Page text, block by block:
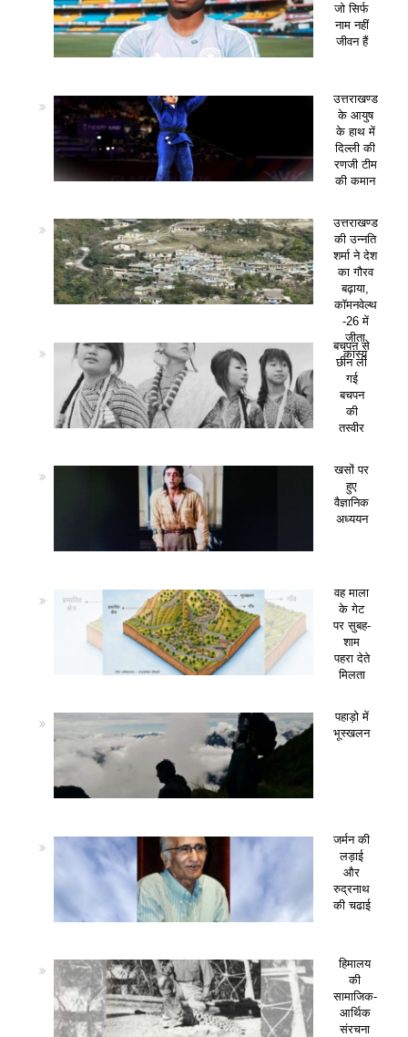
जो सिर्फ
नाम नहीं
जीवन हैं
उत्तराखण्ड
के आयुष
के हाथ में
दिल्ली की
रणजी टीम
की कमान
उत्तराखण्ड
की उन्नति
शर्मा ने देश
का गौरव
बढ़ाया,
कॉमनवेल्थ
-26 में
जीता
कांस्य
बचपन से
छीन ली
गई
बचपन
की
तस्वीर
खसों पर
हुए
वैज्ञानिक
अध्ययन
वह माला
के गेट
पर सुबह-
शाम
पहरा देते
मिलता
पहाड़ो में
भूस्खलन
जर्मन की
लड़ाई
और
रुद्रनाथ
की चढाई
हिमालय
की
सामाजिक-
आर्थिक
संरचना